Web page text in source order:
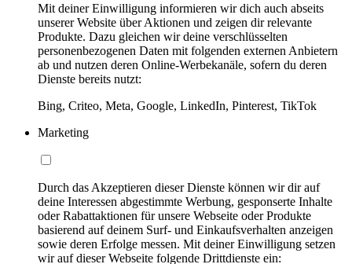
Mit deiner Einwilligung informieren wir dich auch abseits
unserer Website über Aktionen und zeigen dir relevante
Produkte. Dazu gleichen wir deine verschlüsselten
personenbezogenen Daten mit folgenden externen Anbietern
ab und nutzen deren Online-Werbekanäle, sofern du deren
Dienste bereits nutzt:
Bing, Criteo, Meta, Google, LinkedIn, Pinterest, TikTok
Marketing
Durch das Akzeptieren dieser Dienste können wir dir auf
deine Interessen abgestimmte Werbung, gesponserte Inhalte
oder Rabattaktionen für unsere Webseite oder Produkte
basierend auf deinem Surf- und Einkaufsverhalten anzeigen
sowie deren Erfolge messen. Mit deiner Einwilligung setzen
wir auf dieser Webseite folgende Drittdienste ein: